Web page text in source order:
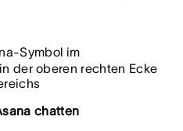
Symbol im
der oberen rechten Ecke
chatten